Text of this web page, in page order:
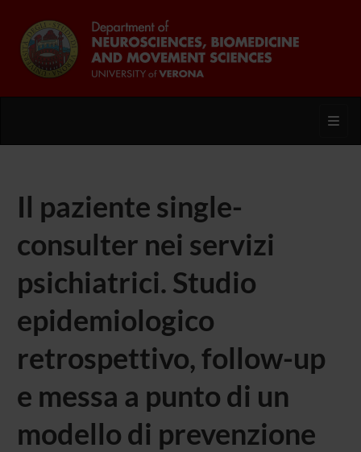
Il paziente single-
consulter nei servizi
psichiatrici. Studio
epidemiologico
retrospettivo, follow-up
e messa a punto di un
modello di prevenzione